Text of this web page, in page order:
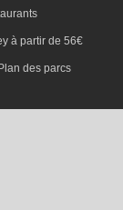
à partir de 56€
Plan des parcs